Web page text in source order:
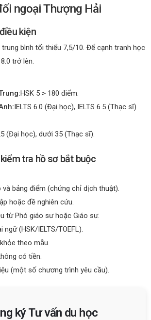
ngoại Thượng Hải
kiện
bình tối thiểu 7,5/10. Để cạnh tranh học
trở lên.
HSK 5 > 180 điểm.
IELTS 6.0 (Đại học), IELTS 6.5 (Thạc sĩ)
(Đại học), dưới 35 (Thạc sĩ).
tra hồ sơ bắt buộc
và bảng điểm (chứng chỉ dịch thuật).
hoặc đề nghiên cứu.
từ Phó giáo sư hoặc Giáo sư.
(HSK/IELTS/TOEFL).
theo mẫu.
có tiền.
(một số chương trình yêu cầu).
ký Tư vấn du học